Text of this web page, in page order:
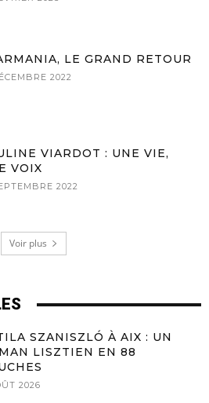
LE GRAND RETOUR
2022
VIARDOT : UNE VIE,
VOIX
2022
Voir plus
SZANISZLÓ À AIX : UN
LISZTIEN EN 88
2026